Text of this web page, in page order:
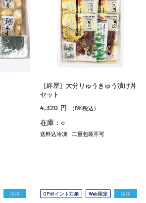
［絆屋］大分りゅうきゅう漬け丼
セット
4,320 円 （8%税込）
在庫：○
送料込冷凍 二重包装不可
冷凍 OPポイント対象 Web限定 冷凍